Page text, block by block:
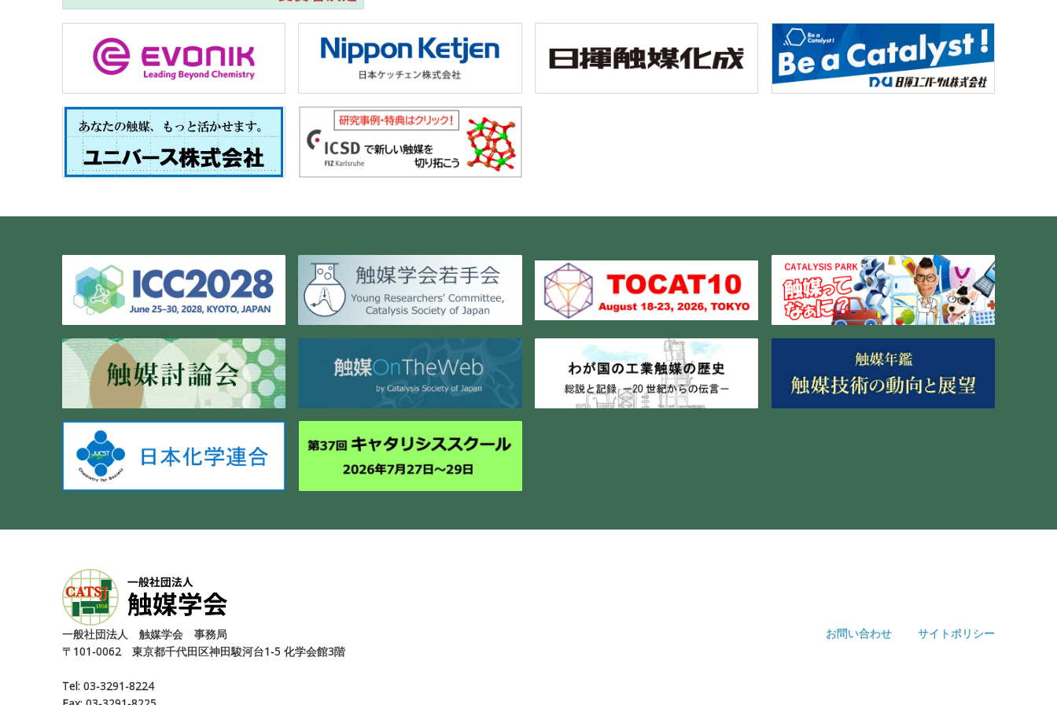
⼀般社団法⼈ 触媒学会 事務局
〒101-0062 東京都千代⽥区神⽥駿河台1-5 化学会館3階
Tel: 03-3291-8224
お問い合わせ サイトポリシー